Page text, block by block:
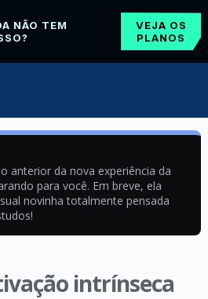
NÃO TEM
VEJA OS
PLANOS
anterior da nova experiência da
para você. Em breve, ela
novinha totalmente pensada
intrínseca